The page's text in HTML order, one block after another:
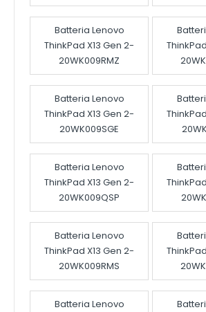
Batteria Lenovo
ThinkPad X13 Gen 2-
20WK009RMZ
Batteria Lenovo
ThinkPad X13 Gen 2-
20WK009SGE
Batteria Lenovo
ThinkPad X13 Gen 2-
20WK009QSP
Batteria Lenovo
ThinkPad X13 Gen 2-
20WK009RMS
Batteria Lenovo